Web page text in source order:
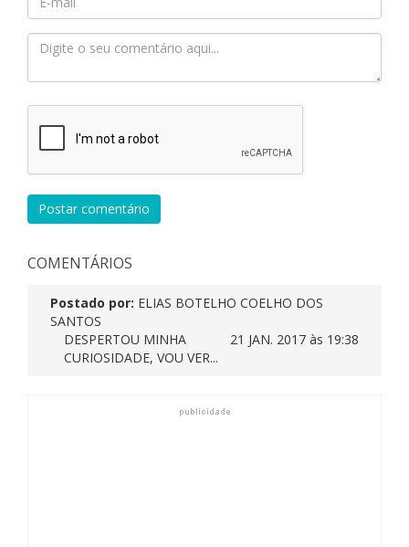
Postar comentário
COMENTÁRIOS
Postado por: ELIAS BOTELHO COELHO DOS
SANTOS
21 JAN. 2017 às 19:38
DESPERTOU MINHA
CURIOSIDADE, VOU VER...